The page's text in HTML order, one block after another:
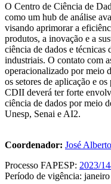
O Centro de Ciência de
como um hub de análise
visando aprimorar a
produtos, a inovação e a
ciência de dados e técnicas
industriais. O contato com
operacionalizado por meio
os setores de aplicação e
CDII deverá ter forte
ciência de dados por meio
Unesp, Senai e AI2.
Coordenador: José
Processo FAPESP: 2023/
Período de vigência: